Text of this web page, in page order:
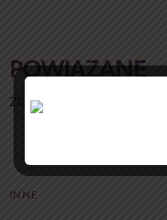
POWIĄZANE
ZOBACZ WSZYSTKIE
INNE